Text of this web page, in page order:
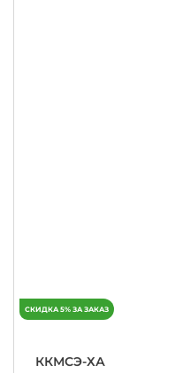
ККМСЭ-ХА